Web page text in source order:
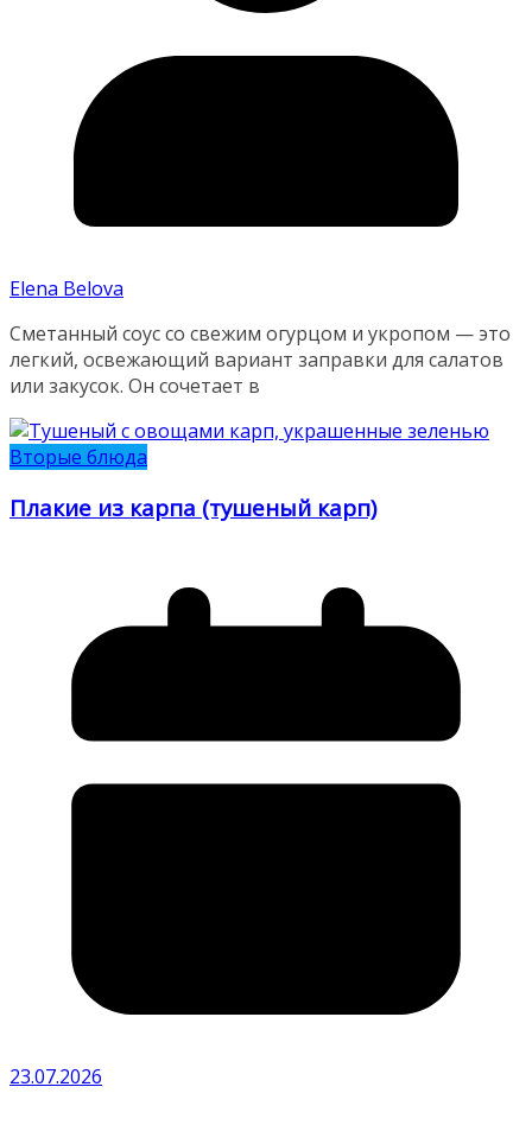
Elena Belova
Сметанный соус со свежим огурцом и укропом — это
легкий, освежающий вариант заправки для салатов
или закусок. Он сочетает в
Вторые блюда
Плакие из карпа (тушеный карп)
23.07.2026